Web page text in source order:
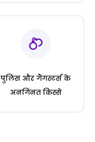
पुलिस और गैंगस्टर्स के
अनगिनत किस्से